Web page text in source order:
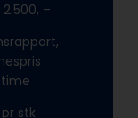
–
time
stk